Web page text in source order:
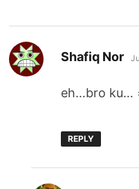
Shafiq Nor
eh…bro ku…
REPLY